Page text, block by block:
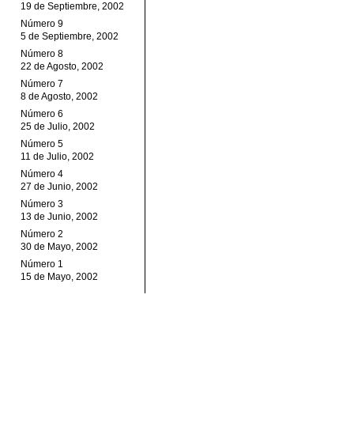
19 de Septiembre, 2002
Número 9
5 de Septiembre, 2002
Número 8
22 de Agosto, 2002
Número 7
8 de Agosto, 2002
Número 6
25 de Julio, 2002
Número 5
11 de Julio, 2002
Número 4
27 de Junio, 2002
Número 3
13 de Junio, 2002
Número 2
30 de Mayo, 2002
Número 1
15 de Mayo, 2002